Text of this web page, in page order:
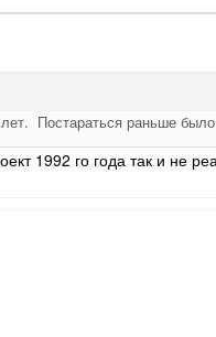
Постараться раньше
1992 го года так и не